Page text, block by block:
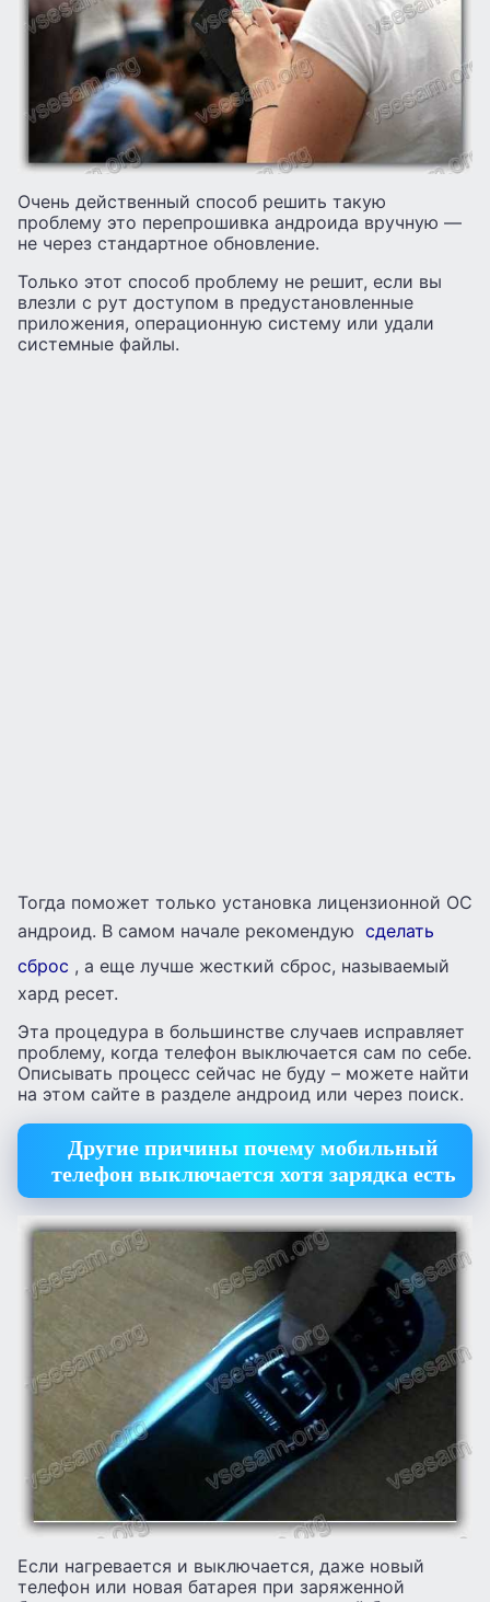
Очень действенный способ решить такую
проблему это перепрошивка андроида вручную —
не через стандартное обновление.
Только этот способ проблему не решит, если вы
влезли с рут доступом в предустановленные
приложения, операционную систему или удали
системные файлы.
Тогда поможет только установка лицензионной ОС
андроид. В самом начале рекомендую сделать
сброс , а еще лучше жесткий сброс, называемый
хард ресет.
Эта процедура в большинстве случаев исправляет
проблему, когда телефон выключается сам по себе.
Описывать процесс сейчас не буду – можете найти
на этом сайте в разделе андроид или через поиск.
Другие причины почему мобильный
телефон выключается хотя зарядка есть
Если нагревается и выключается, даже новый
телефон или новая батарея при заряженной